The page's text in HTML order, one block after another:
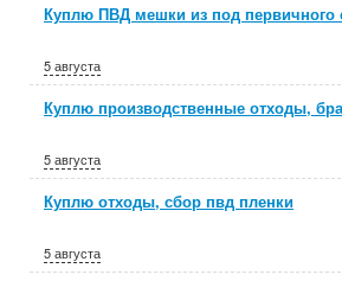
Куплю ПВД мешки из под первичного
5 августа
Куплю производственные отходы,
5 августа
Куплю отходы, сбор пвд пленки
5 августа